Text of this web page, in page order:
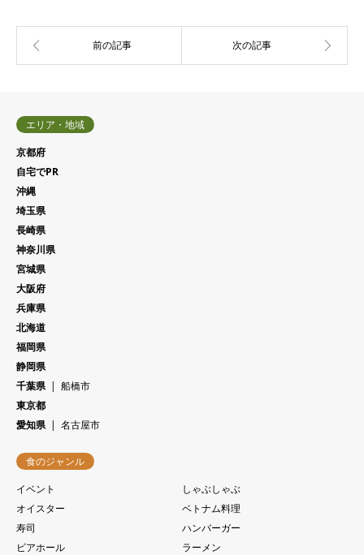
エリア・地域
京都府
自宅でPR
沖縄
埼玉県
長崎県
神奈川県
宮城県
大阪府
兵庫県
北海道
福岡県
静岡県
千葉県
船橋市
東京都
愛知県
名古屋市
食のジャンル
イベント
しゃぶしゃぶ
オイスター
ベトナム料理
寿司
ハンバーガー
ビアホール
ラーメン